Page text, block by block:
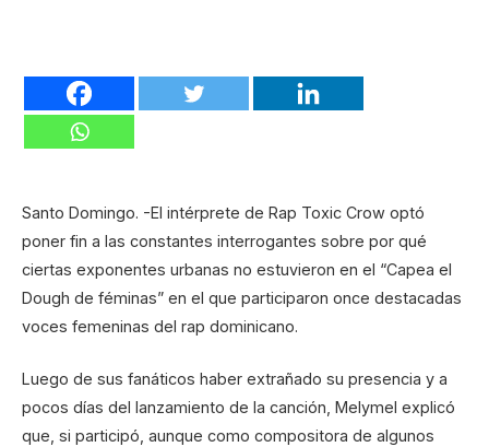
Santo Domingo. -El intérprete de Rap Toxic Crow optó
poner fin a las constantes interrogantes sobre por qué
ciertas exponentes urbanas no estuvieron en el “Capea el
Dough de féminas” en el que participaron once destacadas
voces femeninas del rap dominicano.
Luego de sus fanáticos haber extrañado su presencia y a
pocos días del lanzamiento de la canción, Melymel explicó
que, si participó, aunque como compositora de algunos